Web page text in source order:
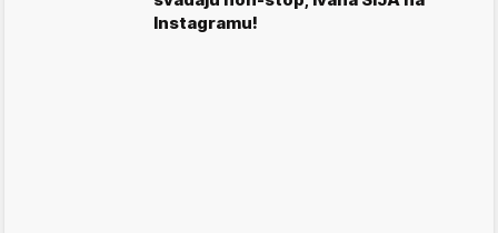
Instagramu!